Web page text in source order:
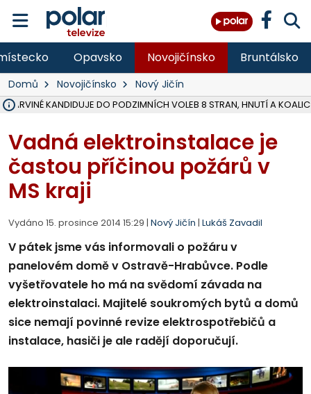
Opavsko Novojičínsko Bruntálsko
Domů Novojičínsko Nový Jičín
V KARVINÉ KANDIDUJE DO PODZIMNÍCH VOLEB 8 STRAN, HNUTÍ A KOALIC
Vadná elektroinstalace je
častou příčinou požárů v
MS kraji
Vydáno 15. prosince 2014 15:29 | Nový Jičín | Lukáš Zavadil
V pátek jsme vás informovali o požáru v
panelovém domě v Ostravě-Hrabůvce. Podle
vyšetřovatele ho má na svědomí závada na
elektroinstalaci. Majitelé soukromých bytů a domů
sice nemají povinné revize elektrospotřebičů a
instalace, hasiči je ale radějí doporučují.